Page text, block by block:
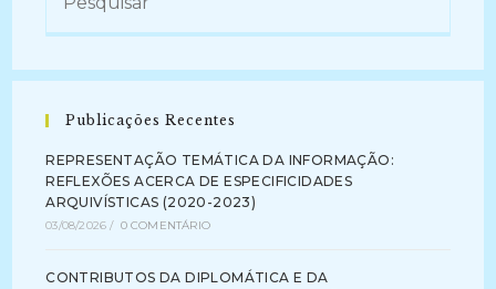
Publicações Recentes
REPRESENTAÇÃO TEMÁTICA DA INFORMAÇÃO:
REFLEXÕES ACERCA DE ESPECIFICIDADES
ARQUIVÍSTICAS (2020-2023)
03/08/2026 / 0 COMENTÁRIO
CONTRIBUTOS DA DIPLOMÁTICA E DA